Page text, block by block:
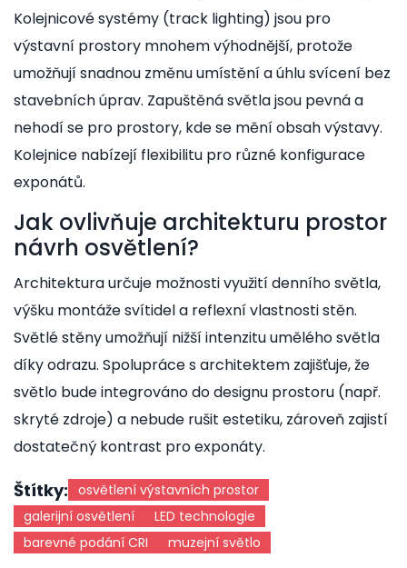
Kolejnicové systémy (track lighting) jsou pro
výstavní prostory mnohem výhodnější, protože
umožňují snadnou změnu umístění a úhlu svícení bez
stavebních úprav. Zapuštěná světla jsou pevná a
nehodí se pro prostory, kde se mění obsah výstavy.
Kolejnice nabízejí flexibilitu pro různé konfigurace
exponátů.
Jak ovlivňuje architekturu prostor
návrh osvětlení?
Architektura určuje možnosti využití denního světla,
výšku montáže svítidel a reflexní vlastnosti stěn.
Světlé stěny umožňují nižší intenzitu umělého světla
díky odrazu. Spolupráce s architektem zajišťuje, že
světlo bude integrováno do designu prostoru (např.
skryté zdroje) a nebude rušit estetiku, zároveň zajistí
dostatečný kontrast pro exponáty.
Štítky: osvětlení výstavních prostor
galerijní osvětlení
LED technologie
barevné podání CRI
muzejní světlo